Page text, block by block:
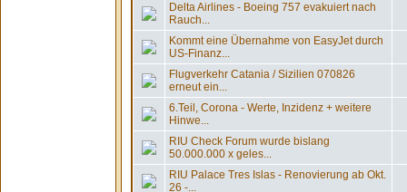
Delta Airlines - Boeing 757 evakuiert nach
Rauch...
Kommt eine Übernahme von EasyJet durch
US-Finanz...
Flugverkehr Catania / Sizilien 070826
erneut ein...
6.Teil, Corona - Werte, Inzidenz + weitere
Hinwe...
RIU Check Forum wurde bislang
50.000.000 x geles...
RIU Palace Tres Islas - Renovierung ab Okt.
26 -...